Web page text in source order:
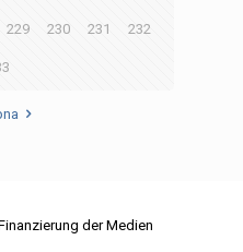
229 230 231 232
der Medien